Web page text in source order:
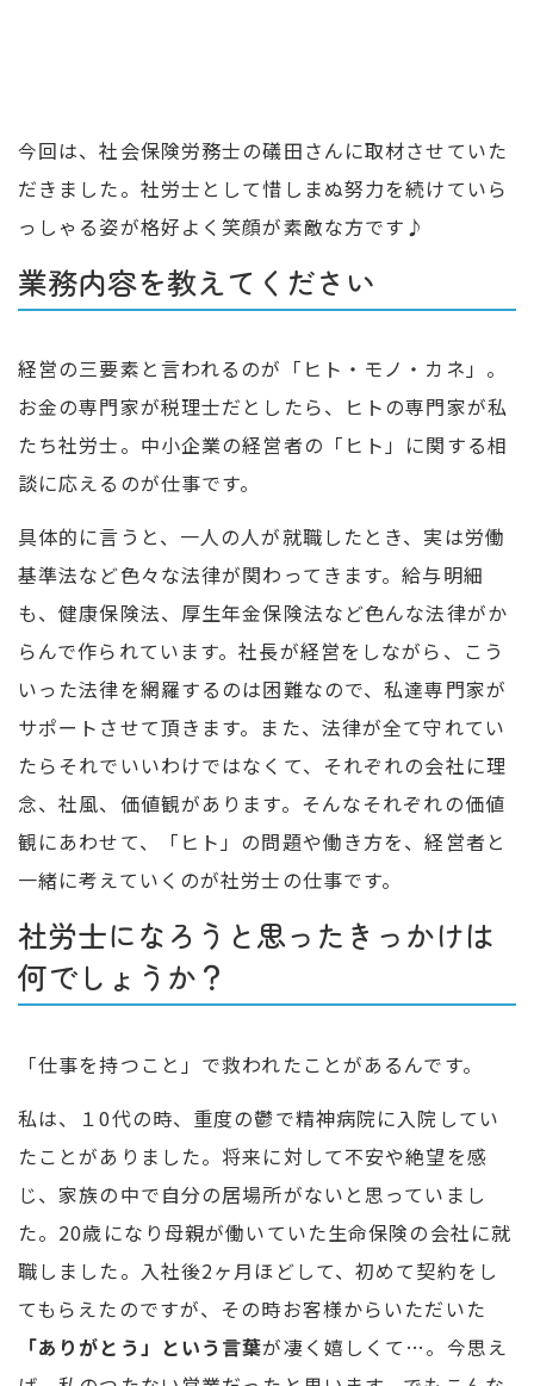
今回は、社会保険労務士の礒田さんに取材させていた
だきました。社労士として惜しまぬ努力を続けていら
っしゃる姿が格好よく笑顔が素敵な方です♪
業務内容を教えてください
経営の三要素と言われるのが「ヒト・モノ・カネ」。
お金の専門家が税理士だとしたら、ヒトの専門家が私
たち社労士。中小企業の経営者の「ヒト」に関する相
談に応えるのが仕事です。
具体的に言うと、一人の人が就職したとき、実は労働
基準法など色々な法律が関わってきます。給与明細
も、健康保険法、厚生年金保険法など色んな法律がか
らんで作られています。社長が経営をしながら、こう
いった法律を網羅するのは困難なので、私達専門家が
サポートさせて頂きます。また、法律が全て守れてい
たらそれでいいわけではなくて、それぞれの会社に理
念、社風、価値観があります。そんなそれぞれの価値
観にあわせて、「ヒト」の問題や働き方を、経営者と
一緒に考えていくのが社労士の仕事です。
社労士になろうと思ったきっかけは
何でしょうか？
「仕事を持つこと」で救われたことがあるんです。
私は、１0代の時、重度の鬱で精神病院に入院してい
たことがありました。将来に対して不安や絶望を感
じ、家族の中で自分の居場所がないと思っていまし
た。20歳になり母親が働いていた生命保険の会社に就
職しました。入社後2ヶ月ほどして、初めて契約をし
てもらえたのですが、その時お客様からいただいた
「ありがとう」という言葉が凄く嬉しくて…。今思え